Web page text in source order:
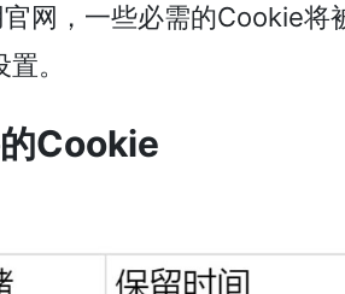
网，一些必需的Cookie
。
Cookie